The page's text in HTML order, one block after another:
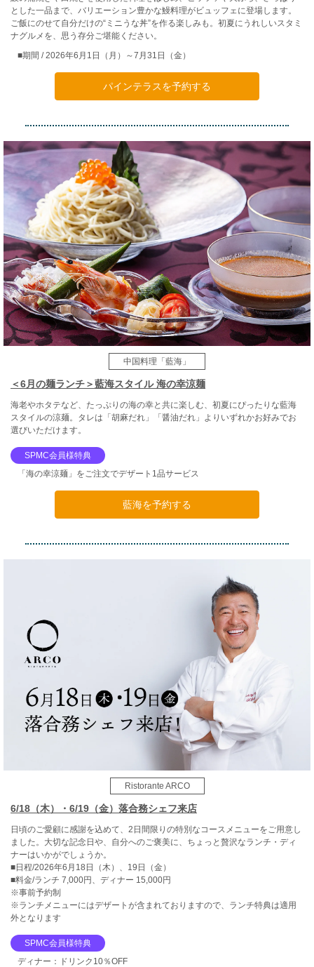
とした一品まで、バリエーション豊かな鰻料理がビュッフェに登場します。
ご飯にのせて自分だけの“ミニうな丼”を作る楽しみも。初夏にうれしいスタミ
ナグルメを、思う存分ご堪能ください。
■期間 / 2026年6月1日（月）～7月31日（金）
パインテラスを予約する
中国料理「藍海」
＜6月の麺ランチ＞藍海スタイル 海の幸涼麺
海老やホタテなど、たっぷりの海の幸と共に楽しむ、初夏にぴったりな藍海
スタイルの涼麺。タレは「胡麻だれ」「醤油だれ」よりいずれかお好みでお
選びいただけます。
SPMC会員様特典
「海の幸涼麺」をご注文でデザート1品サービス
藍海を予約する
Ristorante ARCO
6/18（木）・6/19（金）落合務シェフ来店
日頃のご愛顧に感謝を込めて、2日間限りの特別なコースメニューをご用意し
ました。大切な記念日や、自分へのご褒美に、ちょっと贅沢なランチ・ディ
ナーはいかがでしょうか。
■日程/2026年6月18日（木）、19日（金）
■料金/ランチ 7,000円、ディナー 15,000円
※事前予約制
※ランチメニューにはデザートが含まれておりますので、ランチ特典は適用
外となります
SPMC会員様特典
ディナー：ドリンク10％OFF